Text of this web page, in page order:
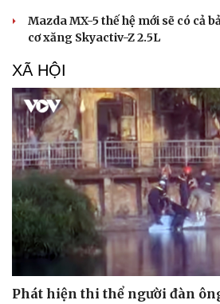
Sức khỏe
Dinh dưỡng - món ngon
Sản phụ khoa
Nhi khoa
Đời
Nhà
Blog
Mazda MX-5 thế hệ mới sẽ có cả
cơ xăng Skyactiv-Z 2.5L
XÃ HỘI
Phát hiện thi thể người đàn